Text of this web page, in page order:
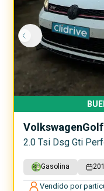
VolkswagenGolf
2.0 Tsi Dsg Gti
Gasolina
Vendido por